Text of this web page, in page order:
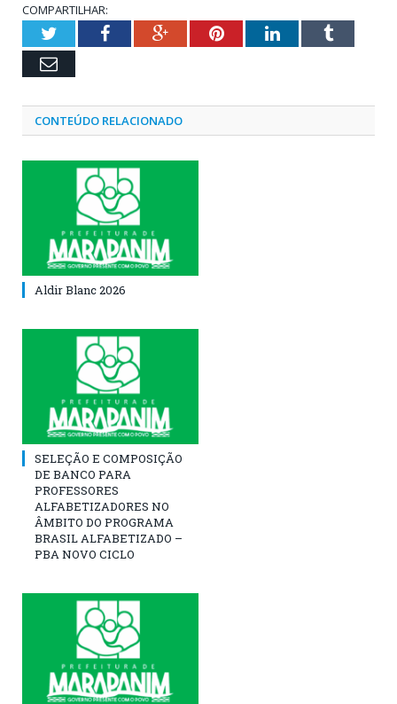
COMPARTILHAR:
TwitterFacebookGoogle+PinterestLinkedInTumblr
Email
CONTEÚDO RELACIONADO
Aldir Blanc 2026
SELEÇÃO E COMPOSIÇÃO
DE BANCO PARA
PROFESSORES
ALFABETIZADORES NO
ÂMBITO DO PROGRAMA
BRASIL ALFABETIZADO –
PBA NOVO CICLO